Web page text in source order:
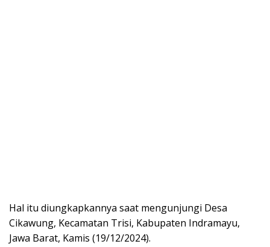
Hal itu diungkapkannya saat mengunjungi Desa
Cikawung, Kecamatan Trisi, Kabupaten Indramayu,
Jawa Barat, Kamis (19/12/2024).